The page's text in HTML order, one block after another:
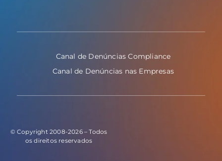
Canal de Denúncias Compliance
Canal de Denúncias nas Empresas
© Copyright 2008-2026 – Todos
os direitos reservados